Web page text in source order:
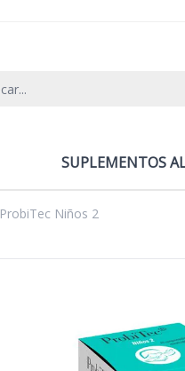
SUPLEMENTOS
ProbiTec Niños 2